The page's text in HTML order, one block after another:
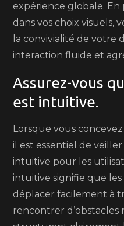
expérience globale. En
dans vos choix visuels,
la convivialité de votre
interaction fluide et
Assurez-vous
est intuitive.
Lorsque vous
il est essentiel de
intuitive pour les
intuitive signifie que
déplacer facilement à
rencontrer d’obstacles